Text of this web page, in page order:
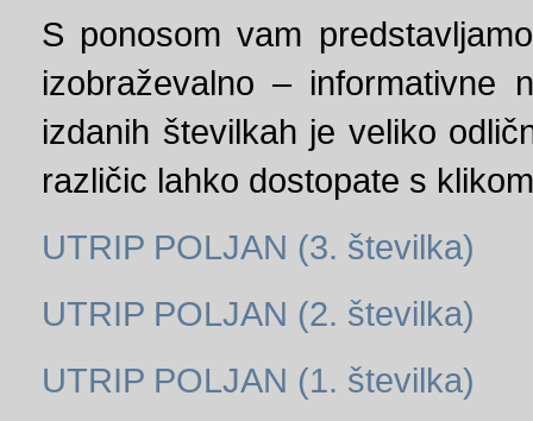
S ponosom vam
izobraževalno –
izdanih številkah je veliko
različic lahko dostopate s
UTRIP POLJAN (3. številka)
UTRIP POLJAN (2. številka)
UTRIP POLJAN (1. številka)